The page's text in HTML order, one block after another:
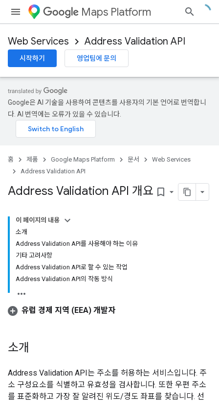
Maps Platform
Web Services Address Validation API
시작하기 영업팀에 문의
Google은 AI 기술을 사용하여 콘텐츠를 사용자의 기본 언어로 번역합니
다. AI 번역에는 오류가 있을 수 있습니다.
홈 제품 Google Maps Platform 문서
Web Services
Address Validation API
Address Validation API 개요 bookmark_border
이 페이지의 내용
소개
Address Validation API를 사용해야 하는 이유
기타 고려사항
Address Validation API로 할 수 있는 작업
Address Validation API의 작동 방식
유럽 경제 지역 (EEA) 개발자
소개
Address Validation API는 주소를 허용하는 서비스입니다. 주
소 구성요소를 식별하고 유효성을 검사합니다. 또한 우편 주소
를 표준화하고 가장 잘 알려진 위도/경도 좌표를 찾습니다. 선